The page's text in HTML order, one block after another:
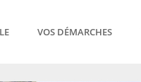
VOS DÉMARCHES